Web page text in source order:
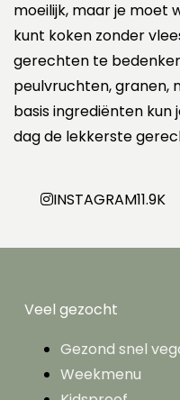
moeilijk, maar je moet
kunt koken zonder
gerechten te
peulvruchten, granen,
basis ingrediënten
dag de lekkerste
INSTAGRAM11.9K
Veel gezocht
Gezond snel
Weekmenu